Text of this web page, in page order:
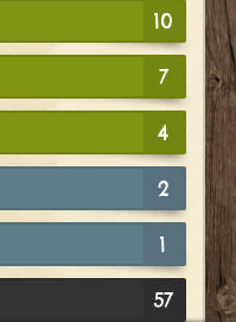
10
7
4
2
1
57